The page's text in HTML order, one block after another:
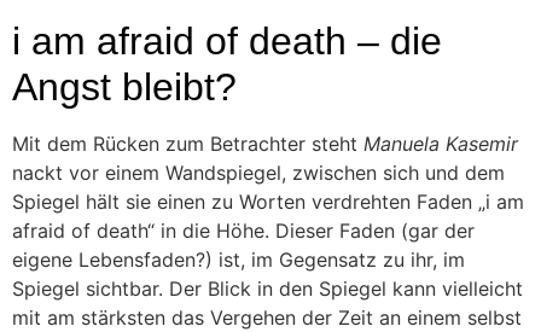
i am afraid of death – die
Angst bleibt?
Mit dem Rücken zum Betrachter steht Manuela Kasemir
nackt vor einem Wandspiegel, zwischen sich und dem
Spiegel hält sie einen zu Worten verdrehten Faden „i am
afraid of death“ in die Höhe. Dieser Faden (gar der
eigene Lebensfaden?) ist, im Gegensatz zu ihr, im
Spiegel sichtbar. Der Blick in den Spiegel kann vielleicht
mit am stärksten das Vergehen der Zeit an einem selbst